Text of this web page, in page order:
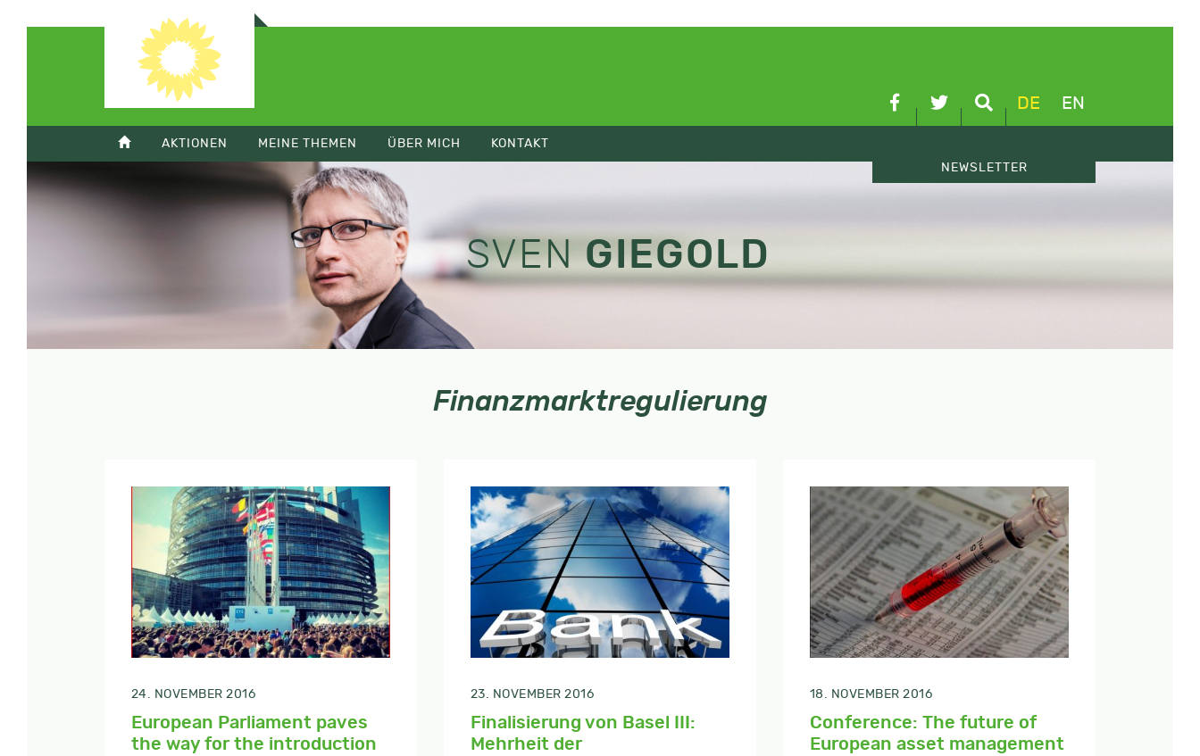
DE EN
AKTIONEN MEINE THEMEN ÜBER MICH
KONTAKT
NEWSLETTER
SVENGIEGOLD
Finanzmarktregulierung
24. NOVEMBER 2016
European Parliament paves
the way for the introduction
23. NOVEMBER 2016
Finalisierung von Basel III:
Mehrheit der
18. NOVEMBER 2016
Conference: The future of
European asset management